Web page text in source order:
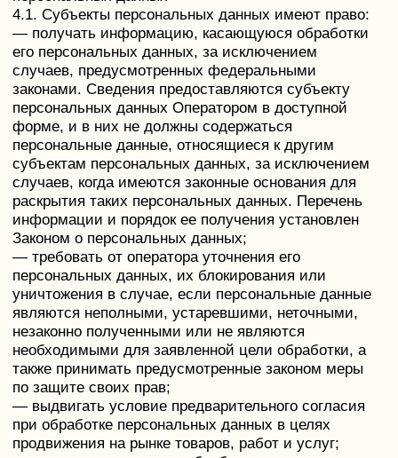
персональных данных. Оператор принимает
необходимые меры и/или обеспечивает их
принятие по удалению или уточнению неполных
или неточных данных.
5.7. Хранение персональных данных
осуществляется в форме, позволяющей
определить субъекта персональных данных, не
дольше, чем этого требуют цели обработки
персональных данных, если срок хранения
персональных данных не установлен федеральным
законом, договором, стороной которого,
выгодоприобретателем или поручителем по
которому является субъект персональных данных.
Обрабатываемые персональные данные
уничтожаются либо обезличиваются по
достижении целей обработки или в случае утраты
необходимости в достижении этих целей, если
иное не предусмотрено федеральным законом.
6. Цели обработки персональных данных
Цель обработки
уточнение деталей заявки
Персональные данные
фамилия, имя, отчество
электронный адрес
Правовые основания
Федеральный закон «Об информации,
информации» от 27.07.2006 N 149-ФЗ
Виды обработки персональных данных
Отправка информационных писем на адрес
электронной почты
7. Условия обработки персональных данных
7.1. Обработка персональных данных